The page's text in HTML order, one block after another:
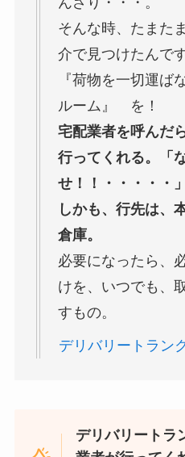
そんな時、たまた
介で見つけたんです
『荷物を一切運ば
ルーム』 を！
宅配業者を呼んだ
行ってくれる。「
せ！！・・・・・」
しかも、行先は、
倉庫。
必要になったら、
けを、いつでも、
すもの。
デリバリートラン
デリバリートラ